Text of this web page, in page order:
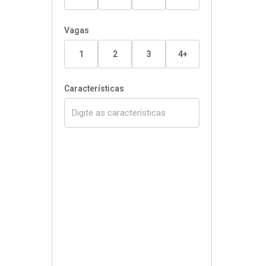
Vagas
1 2 3 4+
Características